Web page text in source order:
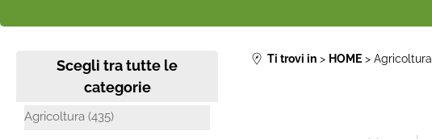
Scegli tra tutte le
categorie
Agricoltura (435)
Ti trovi in HOME Agricoltura